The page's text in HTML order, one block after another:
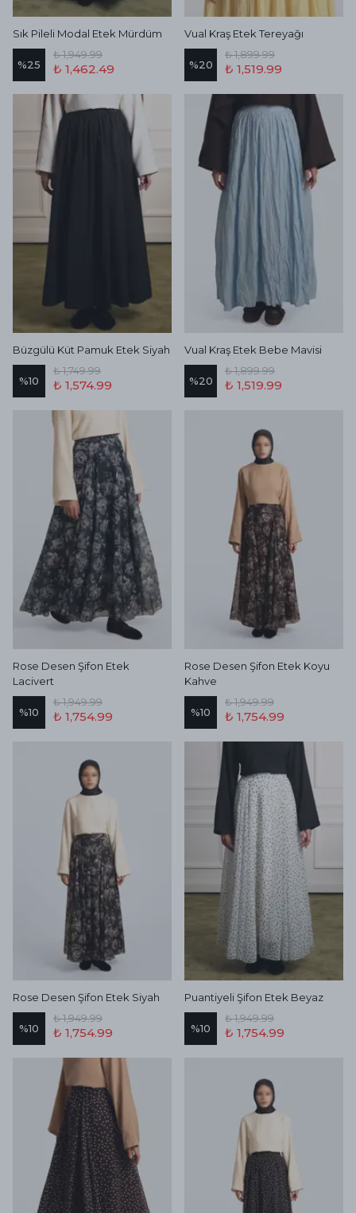
Sık Pileli Modal Etek Mürdüm
%25
₺ 1,949.99
₺ 1,462.49
Vual Kraş Etek Tereyağı
%20
₺ 1,899.99
₺ 1,519.99
Büzgülü Küt Pamuk Etek Siyah
%10
₺ 1,749.99
₺ 1,574.99
Vual Kraş Etek Bebe Mavisi
%20
₺ 1,899.99
₺ 1,519.99
Rose Desen Şifon Etek
Lacivert
%10
₺ 1,949.99
₺ 1,754.99
Rose Desen Şifon Etek Koyu
Kahve
%10
₺ 1,949.99
₺ 1,754.99
Rose Desen Şifon Etek Siyah
%10
₺ 1,949.99
₺ 1,754.99
Puantiyeli Şifon Etek Beyaz
%10
₺ 1,949.99
₺ 1,754.99